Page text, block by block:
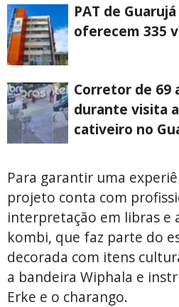
PAT de
oferecem 335
Corretor de 69
durante visita
cativeiro no
Para garantir uma
projeto conta com
interpretação em libras e
kombi, que faz parte do
decorada com itens
a bandeira Wiphala e
Erke e o charango.